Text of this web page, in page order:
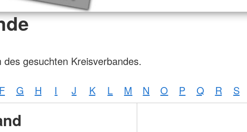
gesuchten Kreisverbandes.
F G H I J K L M N O P Q R S